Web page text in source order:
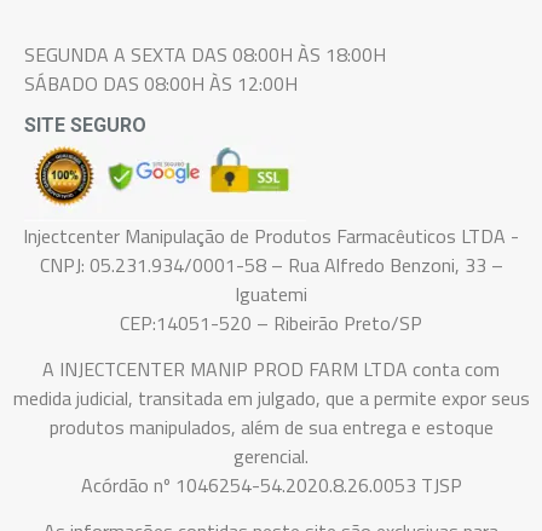
SEGUNDA A SEXTA DAS 08:00H ÀS 18:00H
SÁBADO DAS 08:00H ÀS 12:00H
SITE SEGURO
Injectcenter Manipulação de Produtos Farmacêuticos LTDA -
CNPJ: 05.231.934/0001-58 – Rua Alfredo Benzoni, 33 –
Iguatemi
CEP:14051-520 – Ribeirão Preto/SP
A INJECTCENTER MANIP PROD FARM LTDA conta com
medida judicial, transitada em julgado, que a permite expor seus
produtos manipulados, além de sua entrega e estoque
gerencial.
Acórdão nº 1046254-54.2020.8.26.0053 TJSP